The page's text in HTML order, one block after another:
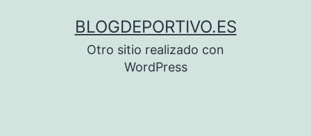
BLOGDEPORTIVO.ES
Otro sitio realizado con
WordPress